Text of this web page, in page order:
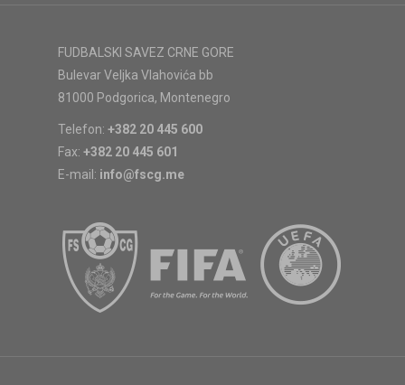
FUDBALSKI SAVEZ CRNE GORE
Bulevar Veljka Vlahovića bb
81000 Podgorica, Montenegro
Telefon: +382 20 445 600
Fax: +382 20 445 601
E-mail: info@fscg.me